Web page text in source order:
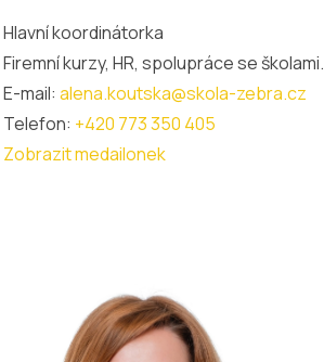
Hlavní koordinátorka
Firemní kurzy, HR, spolupráce se školami.
E-mail: alena.koutska@skola-zebra.cz
Telefon: +420 773 350 405
Zobrazit medailonek